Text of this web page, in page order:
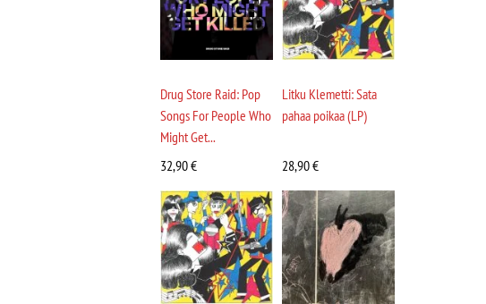
Drug Store Raid: Pop
Songs For People Who
Might Get...
32,90€
Litku Klemetti: Sata
pahaa poikaa (LP)
28,90€